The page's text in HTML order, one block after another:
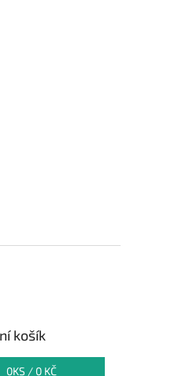
košík
0KS / 0 KČ